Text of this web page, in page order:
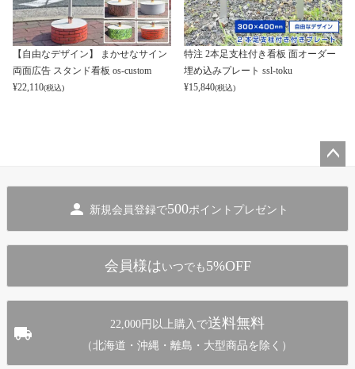
【自由なデザイン】 まかせなサイン
両面広告 スタンド看板 os-custom
¥22,110(税込)
特注 2本足支柱付き看板 面オーダー
埋め込みプレート ssl-toku
¥15,840(税込)
新規会員登録で500ポイントプレゼント
会員様は いつでも 5%OFF
22,000円以上購入で送料無料
（北海道・沖縄・離島・大型商品を除く）